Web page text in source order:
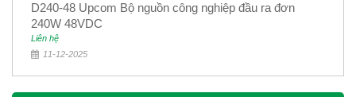
D240-48 Upcom Bộ nguồn công nghiệp đầu ra đơn
240W 48VDC
Liên hệ
11-12-2025